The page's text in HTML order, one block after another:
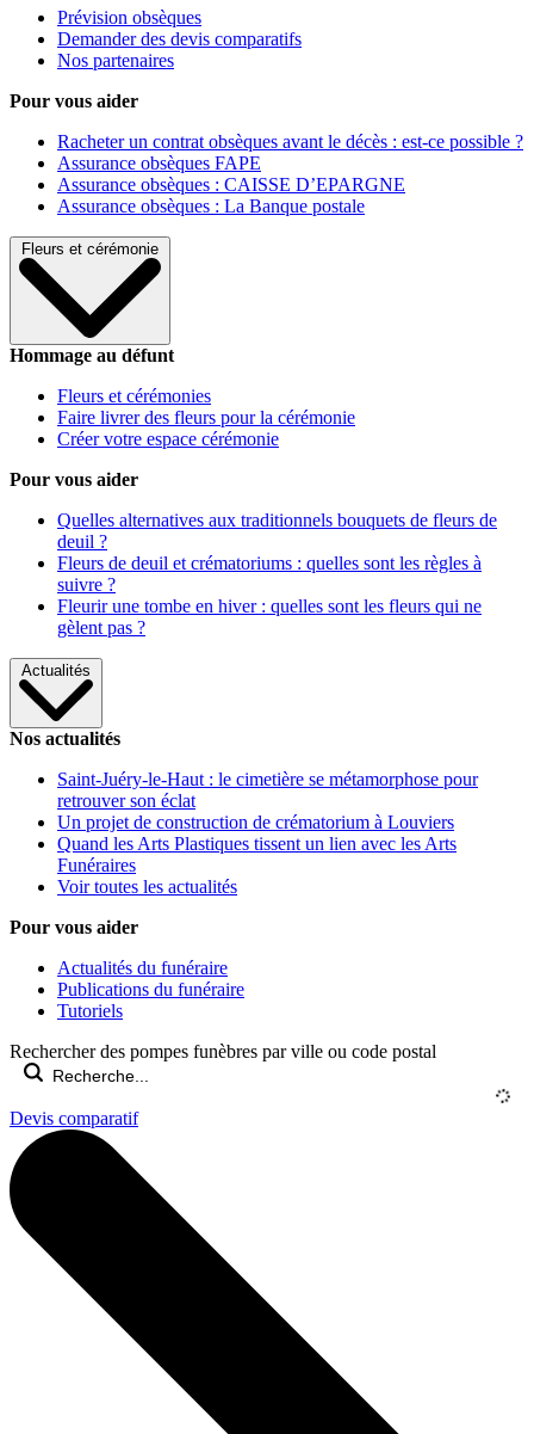
Prévision obsèques
Demander des devis comparatifs
Nos partenaires
Pour vous aider
Racheter un contrat obsèques avant le décès : est-ce possible ?
Assurance obsèques FAPE
Assurance obsèques : CAISSE D’EPARGNE
Assurance obsèques : La Banque postale
Fleurs et cérémonie
Hommage au défunt
Fleurs et cérémonies
Faire livrer des fleurs pour la cérémonie
Créer votre espace cérémonie
Pour vous aider
Quelles alternatives aux traditionnels bouquets de fleurs de
deuil ?
Fleurs de deuil et crématoriums : quelles sont les règles à
suivre ?
Fleurir une tombe en hiver : quelles sont les fleurs qui ne
gèlent pas ?
Actualités
Nos actualités
Saint-Juéry-le-Haut : le cimetière se métamorphose pour
retrouver son éclat
Un projet de construction de crématorium à Louviers
Quand les Arts Plastiques tissent un lien avec les Arts
Funéraires
Voir toutes les actualités
Pour vous aider
Actualités du funéraire
Publications du funéraire
Tutoriels
Rechercher des pompes funèbres par ville ou code postal
Devis comparatif